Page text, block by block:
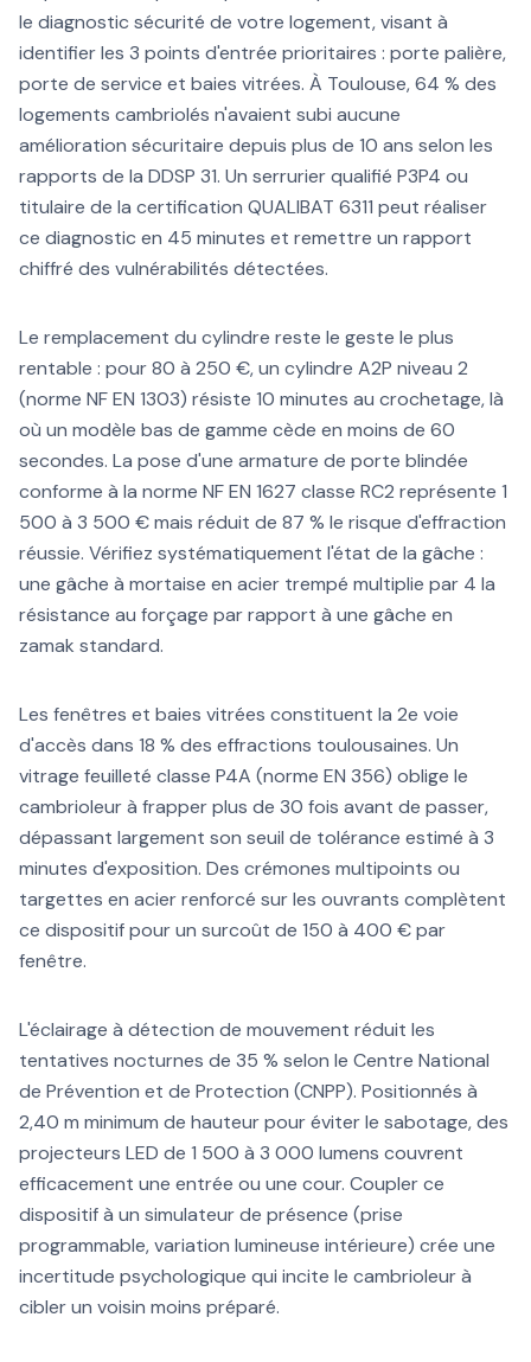
le diagnostic sécurité de votre logement, visant à
identifier les 3 points d'entrée prioritaires : porte palière,
porte de service et baies vitrées. À Toulouse, 64 % des
logements cambriolés n'avaient subi aucune
amélioration sécuritaire depuis plus de 10 ans selon les
rapports de la DDSP 31. Un serrurier qualifié P3P4 ou
titulaire de la certification QUALIBAT 6311 peut réaliser
ce diagnostic en 45 minutes et remettre un rapport
chiffré des vulnérabilités détectées.
Le remplacement du cylindre reste le geste le plus
rentable : pour 80 à 250 €, un cylindre A2P niveau 2
(norme NF EN 1303) résiste 10 minutes au crochetage, là
où un modèle bas de gamme cède en moins de 60
secondes. La pose d'une armature de porte blindée
conforme à la norme NF EN 1627 classe RC2 représente 1
500 à 3 500 € mais réduit de 87 % le risque d'effraction
réussie. Vérifiez systématiquement l'état de la gâche :
une gâche à mortaise en acier trempé multiplie par 4 la
résistance au forçage par rapport à une gâche en
zamak standard.
Les fenêtres et baies vitrées constituent la 2e voie
d'accès dans 18 % des effractions toulousaines. Un
vitrage feuilleté classe P4A (norme EN 356) oblige le
cambrioleur à frapper plus de 30 fois avant de passer,
dépassant largement son seuil de tolérance estimé à 3
minutes d'exposition. Des crémones multipoints ou
targettes en acier renforcé sur les ouvrants complètent
ce dispositif pour un surcoût de 150 à 400 € par
fenêtre.
L'éclairage à détection de mouvement réduit les
tentatives nocturnes de 35 % selon le Centre National
de Prévention et de Protection (CNPP). Positionnés à
2,40 m minimum de hauteur pour éviter le sabotage, des
projecteurs LED de 1 500 à 3 000 lumens couvrent
efficacement une entrée ou une cour. Coupler ce
dispositif à un simulateur de présence (prise
programmable, variation lumineuse intérieure) crée une
incertitude psychologique qui incite le cambrioleur à
cibler un voisin moins préparé.